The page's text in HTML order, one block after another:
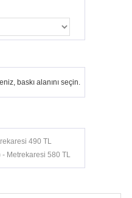
490 TL
- Metrekaresi 580 TL
baskı alanını seçin.